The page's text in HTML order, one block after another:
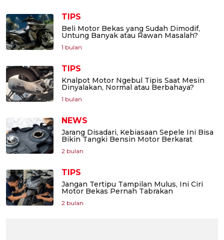
TIPS
Beli Motor Bekas yang Sudah Dimodif,
Untung Banyak atau Rawan Masalah?
1 bulan
TIPS
Knalpot Motor Ngebul Tipis Saat Mesin
Dinyalakan, Normal atau Berbahaya?
1 bulan
NEWS
Jarang Disadari, Kebiasaan Sepele Ini Bisa
Bikin Tangki Bensin Motor Berkarat
2 bulan
TIPS
Jangan Tertipu Tampilan Mulus, Ini Ciri
Motor Bekas Pernah Tabrakan
2 bulan